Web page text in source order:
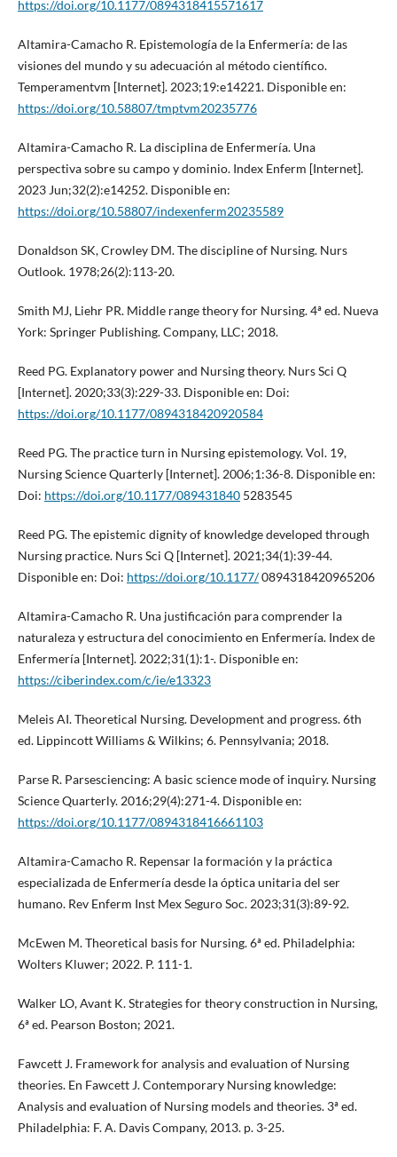
https://doi.org/10.1177/0894318415571617
Altamira-Camacho R. Epistemología de la Enfermería: de las
visiones del mundo y su adecuación al método científico.
Temperamentvm [Internet]. 2023;19:e14221. Disponible en:
https://doi.org/10.58807/tmptvm20235776
Altamira-Camacho R. La disciplina de Enfermería. Una
perspectiva sobre su campo y dominio. Index Enferm [Internet].
2023 Jun;32(2):e14252. Disponible en:
https://doi.org/10.58807/indexenferm20235589
Donaldson SK, Crowley DM. The discipline of Nursing. Nurs
Outlook. 1978;26(2):113-20.
Smith MJ, Liehr PR. Middle range theory for Nursing. 4ª ed. Nueva
York: Springer Publishing. Company, LLC; 2018.
Reed PG. Explanatory power and Nursing theory. Nurs Sci Q
[Internet]. 2020;33(3):229-33. Disponible en: Doi:
https://doi.org/10.1177/0894318420920584
Reed PG. The practice turn in Nursing epistemology. Vol. 19,
Nursing Science Quarterly [Internet]. 2006;1:36-8. Disponible en:
Doi: https://doi.org/10.1177/0894318405283545
Reed PG. The epistemic dignity of knowledge developed through
Nursing practice. Nurs Sci Q [Internet]. 2021;34(1):39-44.
Disponible en: Doi: https://doi.org/10.1177/0894318420965206
Altamira-Camacho R. Una justificación para comprender la
naturaleza y estructura del conocimiento en Enfermería. Index de
Enfermería [Internet]. 2022;31(1):1-. Disponible en:
https://ciberindex.com/c/ie/e13323
Meleis AI. Theoretical Nursing. Development and progress. 6th
ed. Lippincott Williams & Wilkins; 6. Pennsylvania; 2018.
Parse R. Parsesciencing: A basic science mode of inquiry. Nursing
Science Quarterly. 2016;29(4):271-4. Disponible en:
https://doi.org/10.1177/0894318416661103
Altamira-Camacho R. Repensar la formación y la práctica
especializada de Enfermería desde la óptica unitaria del ser
humano. Rev Enferm Inst Mex Seguro Soc. 2023;31(3):89-92.
McEwen M. Theoretical basis for Nursing. 6ª ed. Philadelphia:
Wolters Kluwer; 2022. P. 111-1.
Walker LO, Avant K. Strategies for theory construction in Nursing,
6ª ed. Pearson Boston; 2021.
Fawcett J. Framework for analysis and evaluation of Nursing
theories. En Fawcett J. Contemporary Nursing knowledge:
Analysis and evaluation of Nursing models and theories. 3ª ed.
Philadelphia: F. A. Davis Company, 2013. p. 3-25.